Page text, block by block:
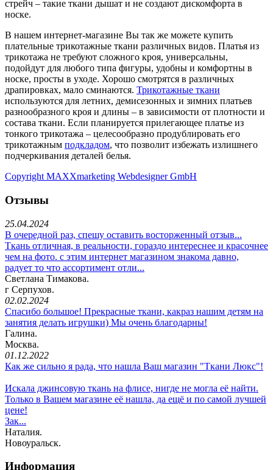
стрейч – такие ткани дышат и не создают дискомфорта в
носке.
В нашем интернет-магазине Вы так же можете купить
плательные трикотажные ткани различных видов. Платья из
трикотажа не требуют сложного кроя, универсальны,
подойдут для любого типа фигуры, удобны и комфортны в
носке, просты в уходе. Хорошо смотрятся в различных
драпировках, мало сминаются. Трикотажные ткани
используются для летних, демисезонных и зимних платьев
разнообразного кроя и длины – в зависимости от плотности и
состава ткани. Если планируется прилегающее платье из
тонкого трикотажа – целесообразно продублировать его
трикотажным подкладом, что позволит избежать излишнего
подчеркивания деталей белья.
Copyright MAXXmarketing Webdesigner GmbH
Отзывы
25.04.2024
В очередной раз, спешу оставить восторженный отзыв...
Ткань отличная, в реальности, гораздо интереснее и красочнее
чем на фото. с этим интернет магазином знакома давно,
радует то что ассортимент отли...
Светлана Тимакова.
г Серпухов.
02.02.2024
Спасибо большое! Прекрасные ткани, какраз нашим детям на
занятия делать игрушки) Мы очень благодарны!
Галина.
Москва.
01.12.2022
Как же сильно я рада, что нашла Ваш магазин "Ткани Люкс"!
Искала джинсовую ткань на флисе, нигде не могла её найти.
Только в Вашем магазине её нашла, да ещё и по самой лучшей
цене!
Зак...
Наталия.
Новоуральск.
Информация